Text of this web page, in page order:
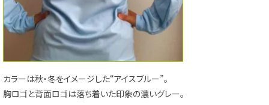
カラーは秋・冬をイメージした“アイスブルー”。
胸ロゴと背面ロゴは落ち着いた印象の濃いグレー。